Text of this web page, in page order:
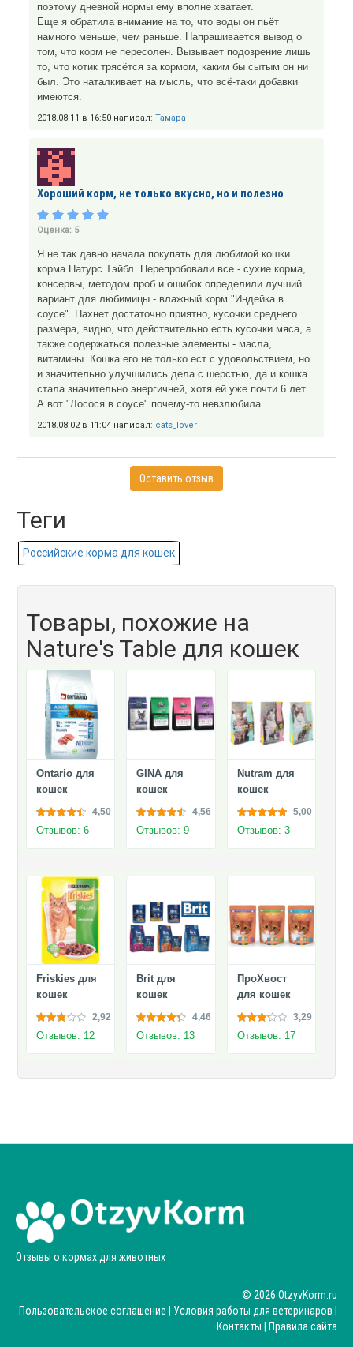
поэтому дневной нормы ему вполне хватает.
Еще я обратила внимание на то, что воды он пьёт
намного меньше, чем раньше. Напрашивается вывод о
том, что корм не пересолен. Вызывает подозрение лишь
то, что котик трясётся за кормом, каким бы сытым он ни
был. Это наталкивает на мысль, что всё-таки добавки
имеются.
2018.08.11 в 16:50 написал: Тамара
Хороший корм, не только вкусно, но и полезно
Оценка: 5
Я не так давно начала покупать для любимой кошки
корма Натурс Тэйбл. Перепробовали все - сухие корма,
консервы, методом проб и ошибок определили лучший
вариант для любимицы - влажный корм "Индейка в
соусе". Пахнет достаточно приятно, кусочки среднего
размера, видно, что действительно есть кусочки мяса, а
также содержаться полезные элементы - масла,
витамины. Кошка его не только ест с удовольствием, но
и значительно улучшились дела с шерстью, да и кошка
стала значительно энергичней, хотя ей уже почти 6 лет.
А вот "Лосося в соусе" почему-то невзлюбила.
2018.08.02 в 11:04 написал: cats_lover
Оставить отзыв
Теги
Российские корма для кошек
Товары, похожие на
Nature's Table для кошек
Ontario для
кошек
4,50
Отзывов: 6
GINA для
кошек
4,56
Отзывов: 9
Nutram для
кошек
5,00
Отзывов: 3
Friskies для
кошек
2,92
Отзывов: 12
Brit для
кошек
4,46
Отзывов: 13
ПроХвост
для кошек
3,29
Отзывов: 17
Отзывы о кормах для животных
© 2026 OtzyvKorm.ru
Пользовательское соглашение
Условия работы для ветеринаров
Контакты
Правила сайта